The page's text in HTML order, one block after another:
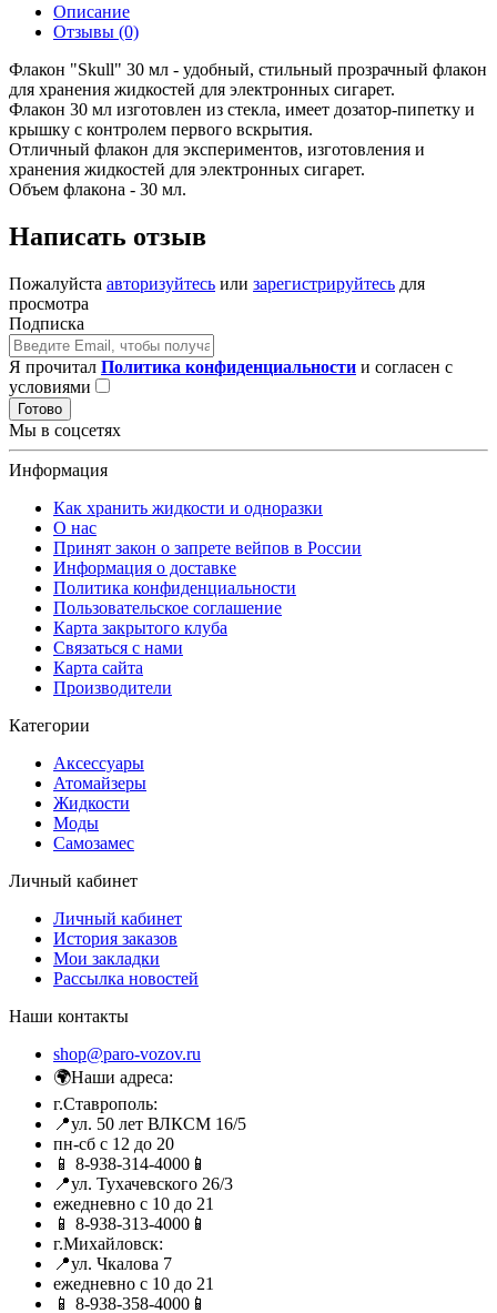
Описание
Отзывы (0)
Флакон "Skull" 30 мл - удобный, стильный прозрачный флакон
для хранения жидкостей для электронных сигарет.
Флакон 30 мл изготовлен из стекла, имеет дозатор-пипетку и
крышку с контролем первого вскрытия.
Отличный флакон для экспериментов, изготовления и
хранения жидкостей для электронных сигарет.
Объем флакона - 30 мл.
Написать отзыв
Пожалуйста авторизуйтесь или зарегистрируйтесь для
просмотра
Подписка
Я прочитал Политика конфиденциальности и согласен с
условиями
Готово
Мы в соцсетях
Информация
Как хранить жидкости и одноразки
О нас
Принят закон о запрете вейпов в России
Информация о доставке
Политика конфиденциальности
Пользовательское соглашение
Карта закрытого клуба
Связаться с нами
Карта сайта
Производители
Категории
Аксессуары
Атомайзеры
Жидкости
Моды
Самозамес
Личный кабинет
Личный кабинет
История заказов
Мои закладки
Рассылка новостей
Наши контакты
shop@paro-vozov.ru
🌍Наши адреса:
г.Ставрополь:
📍ул. 50 лет ВЛКСМ 16/5
пн-сб с 12 до 20
📱 8-938-314-4000📱
📍ул. Тухачевского 26/3
ежедневно с 10 до 21
📱 8-938-313-4000📱
г.Михайловск:
📍ул. Чкалова 7
ежедневно с 10 до 21
📱 8-938-358-4000📱